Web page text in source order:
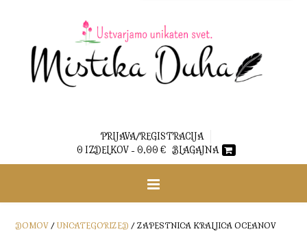
PRIJAVA/REGISTRACIJA
0 IZDELKOV - 0,00 € BLAGAJNA
DOMOV / UNCATEGORIZED / ZAPESTNICA KRALJICA OCEANOV